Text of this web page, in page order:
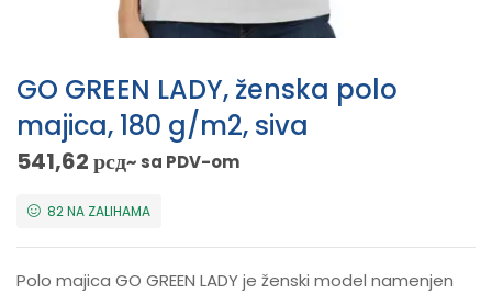
GO GREEN LADY, ženska polo
majica, 180 g/m2, siva
541,62рсд~ sa PDV-om
82 NA ZALIHAMA
Polo majica GO GREEN LADY je ženski model namenjen